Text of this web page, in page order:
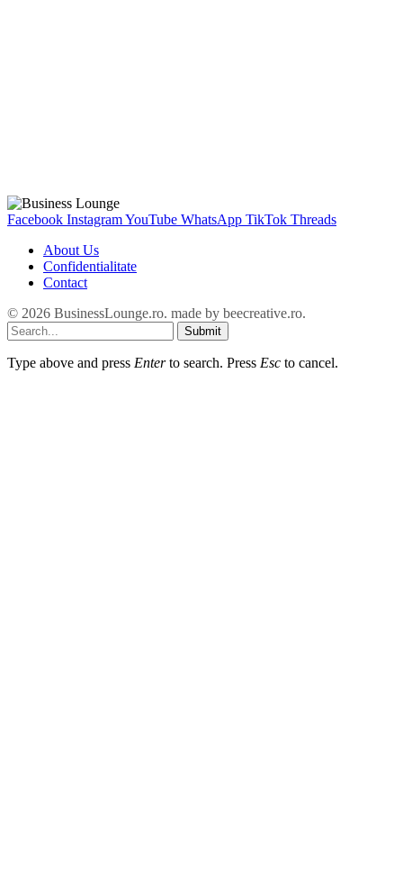
Facebook InstagramYouTube WhatsApp TikTok Threads
About Us
Confidentialitate
Contact
© 2026 BusinessLounge.ro. made by beecreative.ro.
Submit
Type above and press Enterto search. Press Esc to cancel.